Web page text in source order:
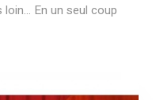
En un seul coup